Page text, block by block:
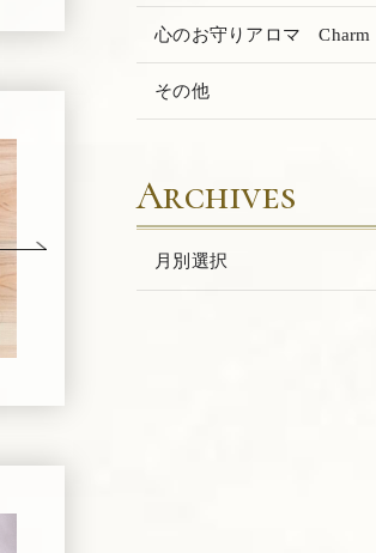
心のお守りアロマ Charm
その他
Archives
月別選択